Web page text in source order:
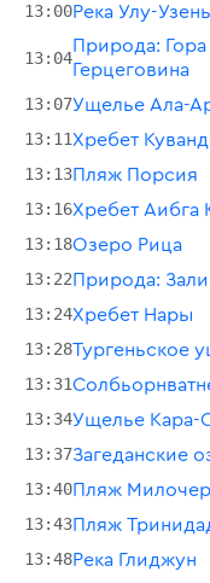
13:00Река Улу-Узень
13:04
Природа:
Герцеговина
13:07Ущелье Ала-
13:11Хребет
13:13Пляж Порсия
13:16Хребет Аибга
13:18Озеро Рица
13:22Природа:
13:24Хребет Нары
13:28Тургеньское
13:31
13:34Ущелье Кара-
13:37Загеданские
13:40Пляж
13:43Пляж
13:48Река Глиджун